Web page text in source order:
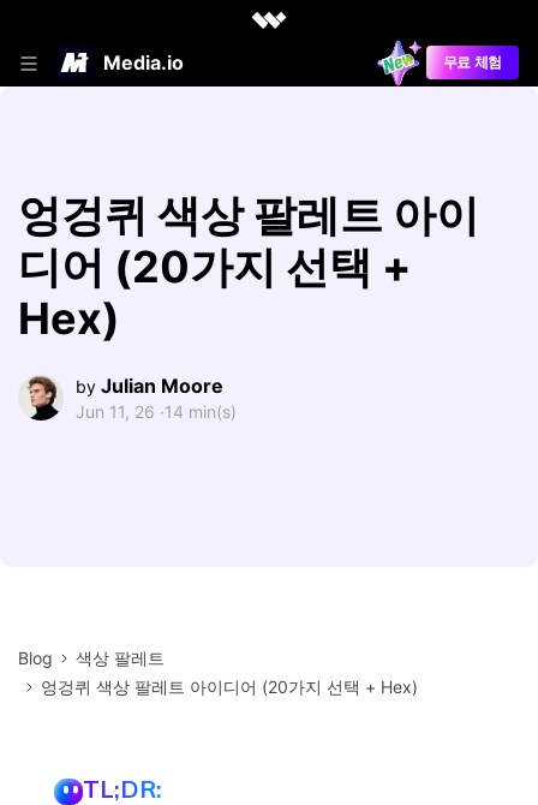
Media.io 무료 체험
엉겅퀴 색상 팔레트 아이
디어 (20가지 선택 +
Hex)
by Julian Moore
Jun 11, 26 ·14 min(s)
Blog
색상 팔레트
엉겅퀴 색상 팔레트 아이디어 (20가지 선택 + Hex)
TL;DR: